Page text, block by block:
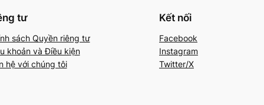
tư
sách Quyền riêng tư
khoản và Điều kiện
hệ với chúng tôi
Kết nối
Facebook
Instagram
Twitter/X